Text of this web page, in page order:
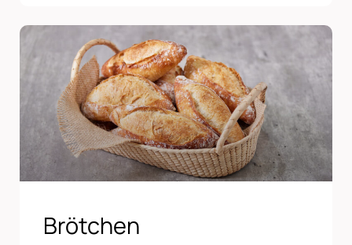
Brötchen